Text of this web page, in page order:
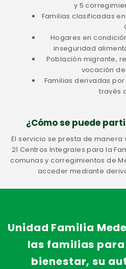
y 5
Familias clasificadas en
Hogares en
inseguridad
Población migrante,
vocación
Familias derivadas
través
¿Cómo se puede
El servicio se presta de manera
21 Centros Integrales para la
comunas y corregimientos de
acceder mediante
Unidad Familia
las familias
bienestar, su